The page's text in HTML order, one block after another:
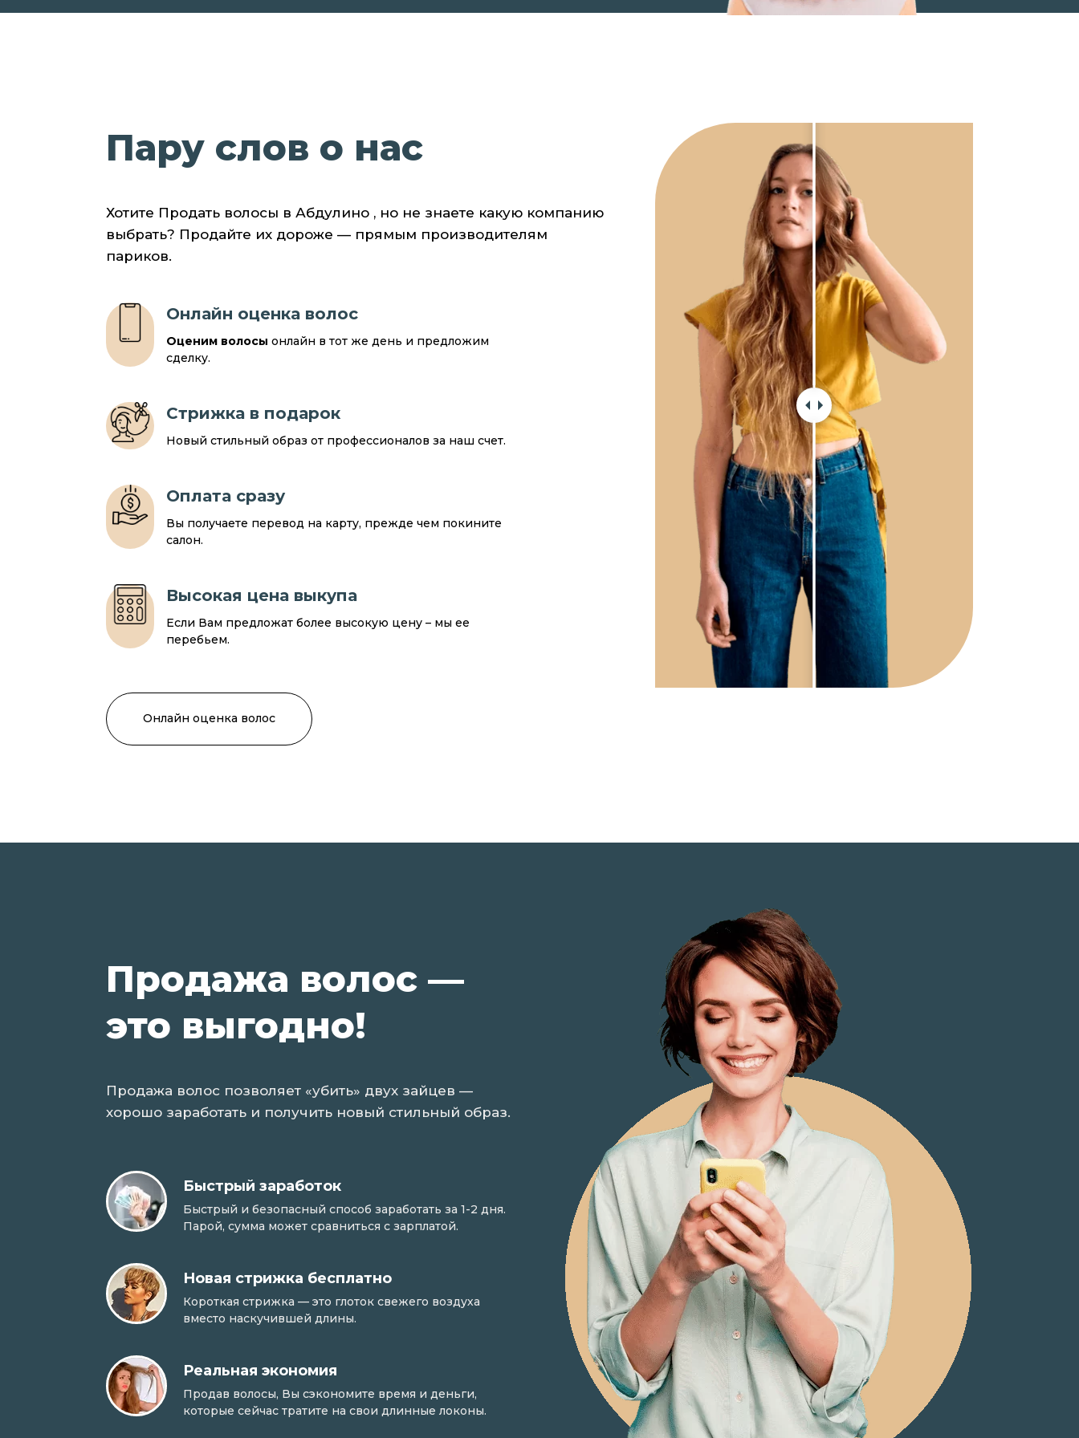
Пару слов о нас
Хотите Продать волосы в Абдулино , но не знаете какую компанию
выбрать? Продайте их дороже — прямым производителям
париков.
Онлайн оценка волос
Оценим волосы онлайн в тот же день и предложим
сделку.
Стрижка в подарок
Новый стильный образ от профессионалов за наш счет.
Оплата сразу
Вы получаете перевод на карту, прежде чем покините
салон.
Высокая цена выкупа
Если Вам предложат более высокую цену – мы ее
перебьем.
Онлайн оценка волос
Продажа волос —
это выгодно!
Продажа волос позволяет «убить» двух зайцев —
хорошо заработать и получить новый стильный образ.
Быстрый заработок
Быстрый и безопасный способ заработать за 1-2 дня.
Парой, сумма может сравниться с зарплатой.
Новая стрижка бесплатно
Короткая стрижка — это глоток свежего воздуха
вместо наскучившей длины.
Реальная экономия
Продав волосы, Вы сэкономите время и деньги,
которые сейчас тратите на свои длинные локоны.